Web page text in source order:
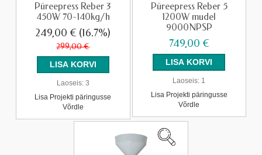
Püreepress Reber 3
450W 70-140kg/h
249,00 € (16.7%)
299,00 €
Laoseis:3
Lisa Projekti päringusse
Võrdle
Püreepress Reber 5
1200W mudel
9000NPSP
749,00 €
Laoseis: 1
Lisa Projekti päringusse
Võrdle